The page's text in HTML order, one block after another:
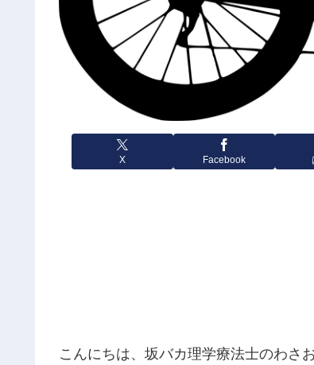
X Facebook
こんにちは、坂バカ理学療法士のわさお